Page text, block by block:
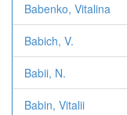
Babenko, Vitalina
Babich, V.
Babii, N.
Babin, Vitalii